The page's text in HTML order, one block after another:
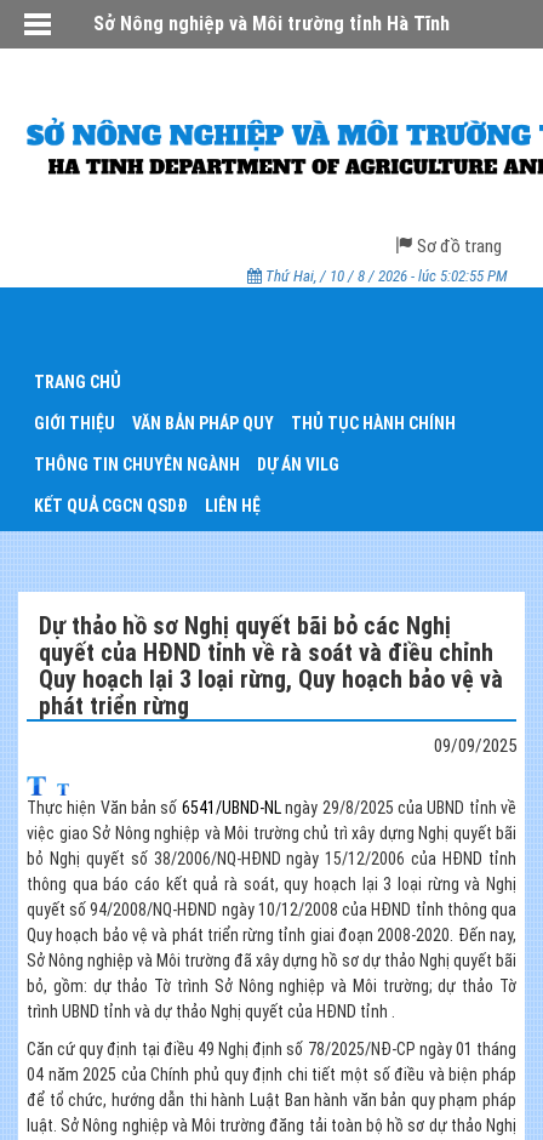
Sở Nông nghiệp và Môi trường tỉnh Hà Tĩnh
Sơ đồ trang
Thứ Hai, / 10 / 8 / 2026 - lúc 5:02:55 PM
TRANG CHỦ
GIỚI THIỆU VĂN BẢN PHÁP QUY THỦ TỤC HÀNH CHÍNH
THÔNG TIN CHUYÊN NGÀNH DỰ ÁN VILG
KẾT QUẢ CGCN QSDĐ LIÊN HỆ
Dự thảo hồ sơ Nghị quyết bãi bỏ các Nghị
quyết của HĐND tỉnh về rà soát và điều chỉnh
Quy hoạch lại 3 loại rừng, Quy hoạch bảo vệ và
phát triển rừng
09/09/2025
Thực hiện Văn bản số 6541/UBND-NLngày 29/8/2025 của UBND tỉnh về
việc giao Sở Nông nghiệp và Môi trường chủ trì xây dựng Nghị quyết bãi
bỏ Nghị quyết số 38/2006/NQ-HĐND ngày 15/12/2006 của HĐND tỉnh
thông qua báo cáo kết quả rà soát, quy hoạch lại 3 loại rừng và Nghị
quyết số 94/2008/NQ-HĐND ngày 10/12/2008 của HĐND tỉnh thông qua
Quy hoạch bảo vệ và phát triển rừng tỉnh giai đoạn 2008-2020. Đến nay,
Sở Nông nghiệp và Môi trường đã xây dựng hồ sơ dự thảo Nghị quyết bãi
bỏ, gồm: dự thảo Tờ trình Sở Nông nghiệp và Môi trường; dự thảo Tờ
trình UBND tỉnh và dự thảo Nghị quyết của HĐND tỉnh .
Căn cứ quy định tại điều 49 Nghị định số 78/2025/NĐ-CP ngày 01 tháng
04 năm 2025 của Chính phủ quy định chi tiết một số điều và biện pháp
để tổ chức, hướng dẫn thi hành Luật Ban hành văn bản quy phạm pháp
luật. Sở Nông nghiệp và Môi trường đăng tải toàn bộ hồ sơ dự thảo Nghị